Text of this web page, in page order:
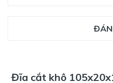
Đĩa cắt khô